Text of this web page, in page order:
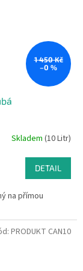
1 450 Kč
–0 %
Skladem (10 Litr)
DETAIL
na přímou
PRODUKT CAN10